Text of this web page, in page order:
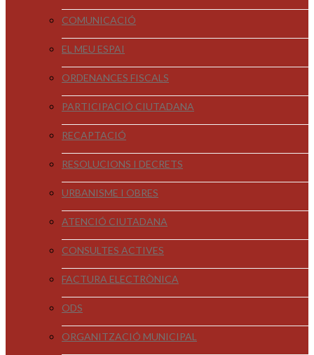
COMUNICACIÓ
EL MEU ESPAI
ORDENANCES FISCALS
PARTICIPACIÓ CIUTADANA
RECAPTACIÓ
RESOLUCIONS I DECRETS
URBANISME I OBRES
ATENCIÓ CIUTADANA
CONSULTES ACTIVES
FACTURA ELECTRÒNICA
ODS
ORGANITZACIÓ MUNICIPAL